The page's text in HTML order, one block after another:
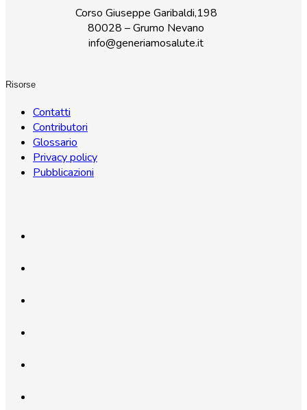
Corso Giuseppe Garibaldi,198
80028 – Grumo Nevano
info@generiamosalute.it
Risorse
Contatti
Contributori
Glossario
Privacy policy
Pubblicazioni